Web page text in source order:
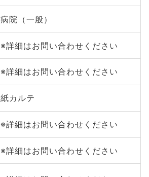
病院（一般）
※詳細はお問い合わせください
※詳細はお問い合わせください
紙カルテ
※詳細はお問い合わせください
※詳細はお問い合わせください